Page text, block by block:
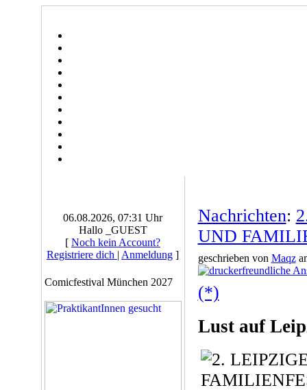
06.08.2026, 07:31 Uhr
Hallo _GUEST
[ Noch kein Account?
Registriere dich | Anmeldung ]
Comicfestival München 2027
Nachrichten:
UND
geschrieben von Maqz
(*)
Lust auf